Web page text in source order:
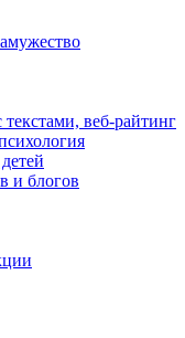
веб-райтинг
и блогов